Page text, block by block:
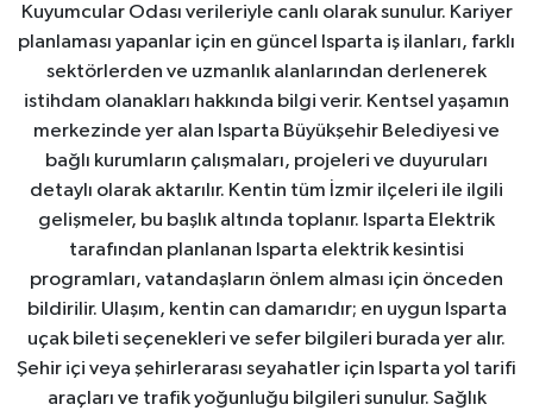
Kuyumcular Odası verileriyle canlı olarak sunulur. Kariyer
planlaması yapanlar için en güncel Isparta iş ilanları, farklı
sektörlerden ve uzmanlık alanlarından derlenerek
istihdam olanakları hakkında bilgi verir. Kentsel yaşamın
merkezinde yer alan Isparta Büyükşehir Belediyesi ve
bağlı kurumların çalışmaları, projeleri ve duyuruları
detaylı olarak aktarılır. Kentin tüm İzmir ilçeleri ile ilgili
gelişmeler, bu başlık altında toplanır. Isparta Elektrik
tarafından planlanan Isparta elektrik kesintisi
programları, vatandaşların önlem alması için önceden
bildirilir. Ulaşım, kentin can damarıdır; en uygun Isparta
uçak bileti seçenekleri ve sefer bilgileri burada yer alır.
Şehir içi veya şehirlerarası seyahatler için Isparta yol tarifi
araçları ve trafik yoğunluğu bilgileri sunulur. Sağlık